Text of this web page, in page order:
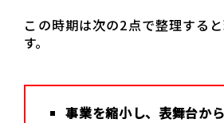
この時期は次の2点で整理する
す。
事業を縮小し、表舞台か